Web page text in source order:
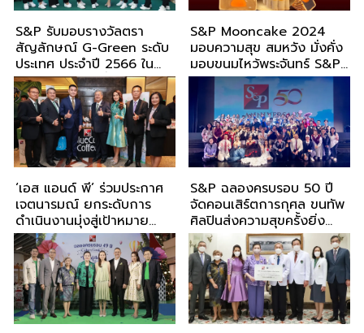
S&P รับมอบรางวัลตรา
สัญลักษณ์ G-Green ระดับ
ประเทศ ประจำปี 2566 ใน
ฐานะร้านอาหารที่เป็นมิตรต่อ
สิ่งแวดล้อม 11 แห่ง
S&P Mooncake 2024
มอบความสุข สมหวัง มั่งคั่ง
มอบขนมไหว้พระจันทร์ S&P
ในปีมังกรทอง
‘เอส แอนด์ พี’ ร่วมประกาศ
เจตนารมณ์ ยกระดับการ
ดำเนินงานมุ่งสู่เป้าหมาย
Thailand Net Zero 2065
เนื่องในวันปลอดถุงพลาสติก
สากล
S&P ฉลองครบรอบ 50 ปี
จัดคอนเสิร์ตการกุศล ขนทัพ
ศิลปินส่งความสุขครั้งยิ่ง
ใหญ่